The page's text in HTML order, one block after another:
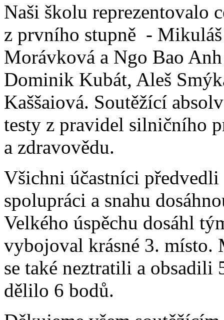
Naši školu reprezentovalo
z prvního stupně -
Morávková a Ngo Bao
Dominik Kubát, Aleš
Kaššaiová. Soutěžící
testy z pravidel silničního
a zdravovědu.
Všichni účastníci
spolupráci a snahu
Velkého úspěchu dosáhl
vybojoval krásné 3. místo.
se také neztratili a
dělilo 6 bodů.